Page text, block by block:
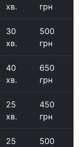
хв.
грн
30
хв.
500
грн
40
хв.
650
грн
25
хв.
450
грн
25
500